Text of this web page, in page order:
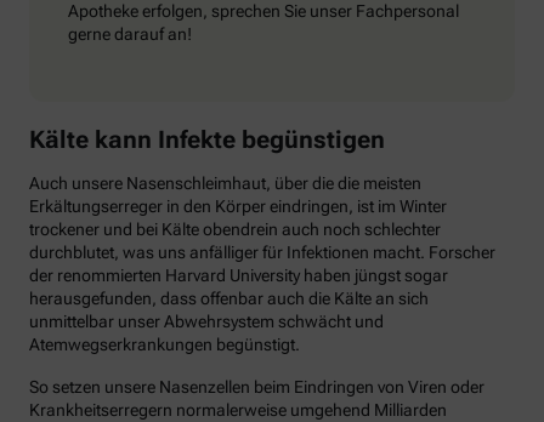
Apotheke erfolgen, sprechen Sie unser Fachpersonal
gerne darauf an!
Kälte kann Infekte begünstigen
Auch unsere Nasenschleimhaut, über die die meisten
Erkältungserreger in den Körper eindringen, ist im Winter
trockener und bei Kälte obendrein auch noch schlechter
durchblutet, was uns anfälliger für Infektionen macht. Forscher
der renommierten Harvard University haben jüngst sogar
herausgefunden, dass offenbar auch die Kälte an sich
unmittelbar unser Abwehrsystem schwächt und
Atemwegserkrankungen begünstigt.
So setzen unsere Nasenzellen beim Eindringen von Viren oder
Krankheitserregern normalerweise umgehend Milliarden